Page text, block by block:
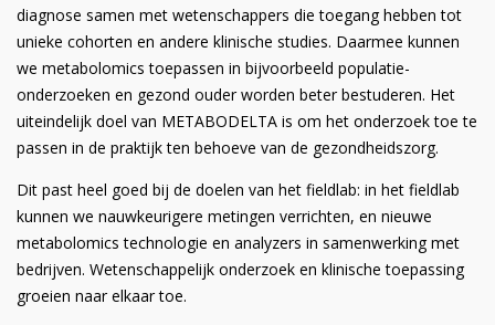
diagnose samen met wetenschappers die toegang hebben tot
unieke cohorten en andere klinische studies. Daarmee kunnen
we metabolomics toepassen in bijvoorbeeld populatie-
onderzoeken en gezond ouder worden beter bestuderen. Het
uiteindelijk doel van METABODELTA is om het onderzoek toe te
passen in de praktijk ten behoeve van de gezondheidszorg.
Dit past heel goed bij de doelen van het fieldlab: in het fieldlab
kunnen we nauwkeurigere metingen verrichten, en nieuwe
metabolomics technologie en analyzers in samenwerking met
bedrijven. Wetenschappelijk onderzoek en klinische toepassing
groeien naar elkaar toe.